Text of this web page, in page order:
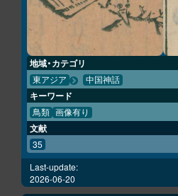
地域・カテゴリ
東アジア 中国神話
キーワード
鳥類 画像有り
文献
35
Last-update:
2026-06-20